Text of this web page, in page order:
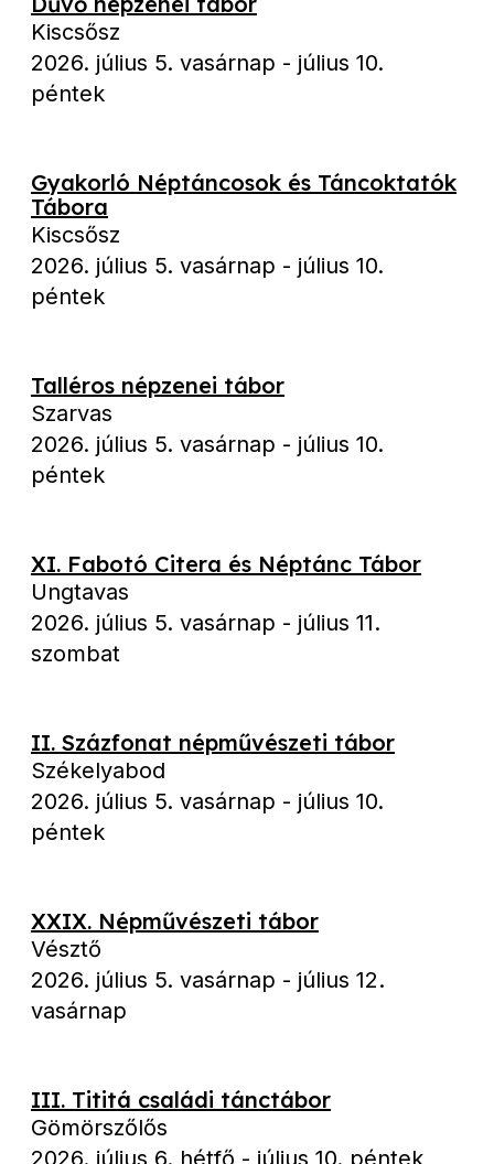
Kiscsősz
2026. július 5. vasárnap - július 10.
péntek
Gyakorló Néptáncosok és Táncoktatók
Tábora
Kiscsősz
2026. július 5. vasárnap - július 10.
péntek
Talléros népzenei tábor
Szarvas
2026. július 5. vasárnap - július 10.
péntek
XI. Fabotó Citera és Néptánc Tábor
Ungtavas
2026. július 5. vasárnap - július 11.
szombat
II. Százfonat népművészeti tábor
Székelyabod
2026. július 5. vasárnap - július 10.
péntek
XXIX. Népművészeti tábor
Vésztő
2026. július 5. vasárnap - július 12.
vasárnap
III. Tititá családi tánctábor
Gömörszőlős
2026. július 6. hétfő - július 10. péntek